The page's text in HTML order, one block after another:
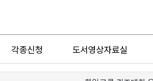
각종신청 도서영상자료실